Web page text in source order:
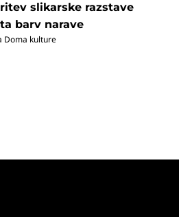
slikarske razstave
barv narave
Doma kulture